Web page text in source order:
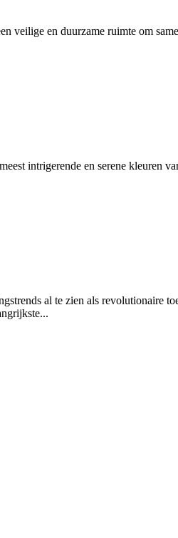
veilige en duurzame ruimte om
intrigerende en serene kleuren
al te zien als revolutionaire